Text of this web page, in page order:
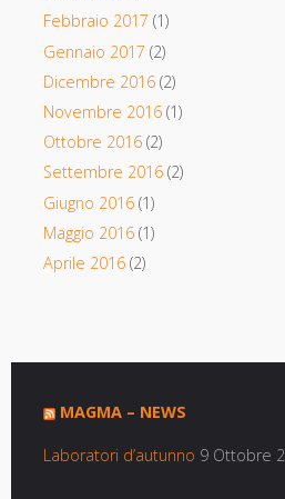
Febbraio 2017 (1)
Gennaio 2017 (2)
Dicembre 2016(2)
Novembre 2016(1)
Ottobre 2016(2)
Settembre 2016(2)
Giugno 2016(1)
Maggio 2016(1)
Aprile 2016(2)
MAGMA – NEWS
Laboratori d’autunno 9 Ottobre